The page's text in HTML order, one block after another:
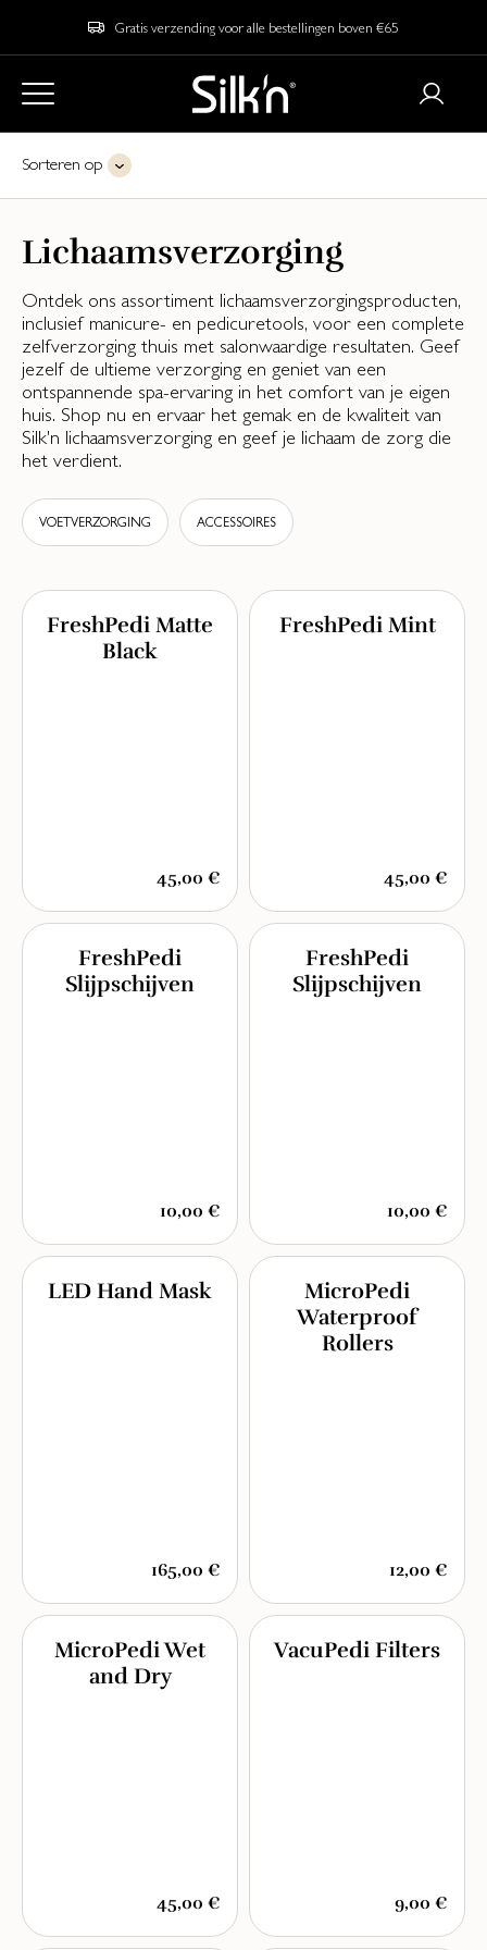
Gratis verzending voor alle bestellingen boven €65
Sorteren op
Lichaamsverzorging
Ontdek ons assortiment lichaamsverzorgingsproducten,
inclusief manicure- en pedicuretools, voor een complete
zelfverzorging thuis met salonwaardige resultaten. Geef
jezelf de ultieme verzorging en geniet van een
ontspannende spa-ervaring in het comfort van je eigen
huis. Shop nu en ervaar het gemak en de kwaliteit van
Silk'n lichaamsverzorging en geef je lichaam de zorg die
het verdient.
VOETVERZORGING ACCESSOIRES
FreshPedi Matte
Black
45,00 €
FreshPedi Mint
45,00 €
FreshPedi
Slijpschijven
10,00 €
FreshPedi
Slijpschijven
10,00 €
LED Hand Mask
165,00 €
MicroPedi
Waterproof
Rollers
12,00 €
MicroPedi Wet
and Dry
45,00 €
VacuPedi Filters
9,00 €